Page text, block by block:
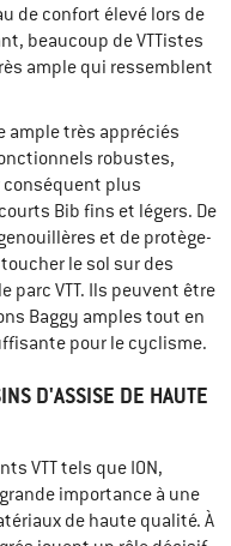
de confort élevé lors de
beaucoup de VTTistes
ample qui ressemblent
ample très appréciés
robustes,
plus
Bib fins et légers. De
et de protège-
le sol sur des
parc VTT. Ils peuvent être
Baggy amples tout en
pour le cyclisme.
D'ASSISE DE HAUTE
VTT tels que ION,
importance à une
de haute qualité. À